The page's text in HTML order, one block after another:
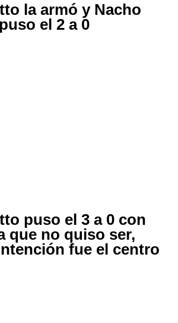
la armó y Nacho
el 2 a 0
puso el 3 a 0 con
que no quiso ser,
fue el centro